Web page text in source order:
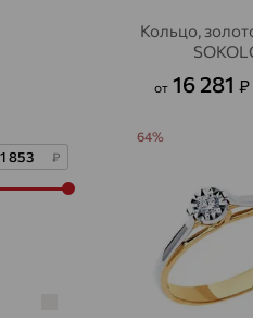
₽
Кольцо,
от 16 281 ₽
64%